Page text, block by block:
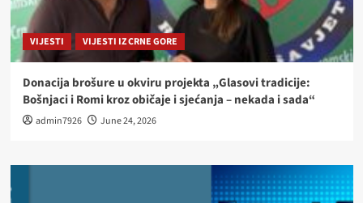
VIJESTI VIJESTI IZ CRNE GORE
Donacija brošure u okviru projekta „Glasovi tradicije:
Bošnjaci i Romi kroz običaje i sjećanja – nekada i sada“
admin7926 June 24, 2026